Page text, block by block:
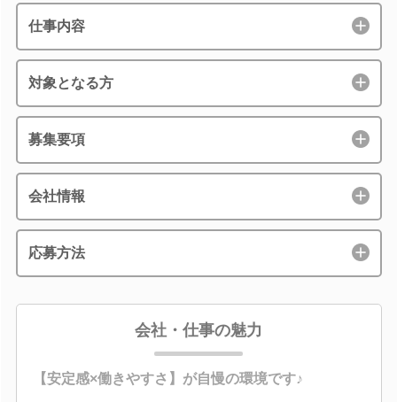
仕事内容
対象となる方
募集要項
会社情報
応募方法
会社・仕事の魅力
【安定感×働きやすさ】が自慢の環境です♪